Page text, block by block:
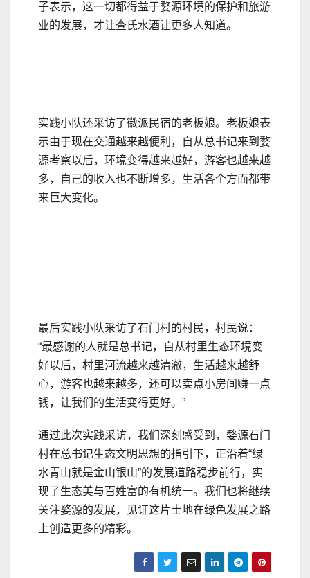
子表示，这一切都得益于婺源环境的保护和旅游
业的发展，才让查氏水酒让更多人知道。
实践小队还采访了徽派民宿的老板娘。老板娘表
示由于现在交通越来越便利，自从总书记来到婺
源考察以后，环境变得越来越好，游客也越来越
多，自己的收入也不断增多，生活各个方面都带
来巨大变化。
最后实践小队采访了石门村的村民，村民说：
“最感谢的人就是总书记，自从村里生态环境变
好以后，村里河流越来越清澈，生活越来越舒
心，游客也越来越多，还可以卖点小房间赚一点
钱，让我们的生活变得更好。”
通过此次实践采访，我们深刻感受到，婺源石门
村在总书记生态文明思想的指引下，正沿着“绿
水青山就是金山银山”的发展道路稳步前行，实
现了生态美与百姓富的有机统一。我们也将继续
关注婺源的发展，见证这片土地在绿色发展之路
上创造更多的精彩。